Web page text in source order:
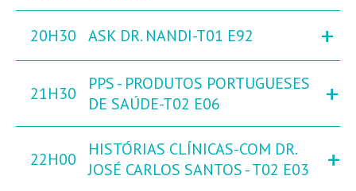
20H30 ASK DR. NANDI-T01 E92 +
21H30
PPS - PRODUTOS PORTUGUESES
DE SAÚDE-T02 E06
+
22H00
HISTÓRIAS CLÍNICAS-COM DR.
JOSÉ CARLOS SANTOS - T02 E03
+